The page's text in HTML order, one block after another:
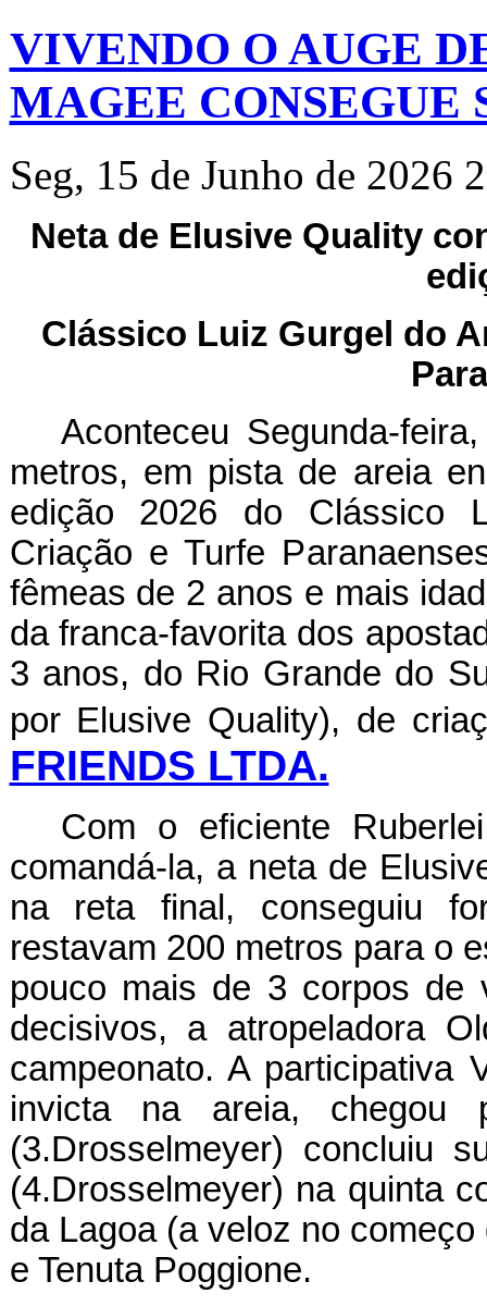
VIVENDO O AUGE
MAGEE
Seg, 15 de Junho de 2026
Neta de Elusive Quality
Clássico Luiz Gurgel do
Aconteceu Segunda-
metros, em pista de areia
edição 2026 do Clássico
Criação e Turfe
fêmeas de 2 anos e mais
da franca-favorita dos
3 anos, do Rio Grande do
por Elusive Quality), de
FRIENDS LTDA.
Com o eficiente
comandá-la, a neta de
na reta final, conseguiu
restavam 200 metros para o
pouco mais de 3 corpos de
decisivos, a atropeladora
campeonato. A participativa
invicta na areia, chegou
(3.Drosselmeyer) concluiu
(4.Drosselmeyer) na quinta
da Lagoa (a veloz no
e Tenuta Poggione.